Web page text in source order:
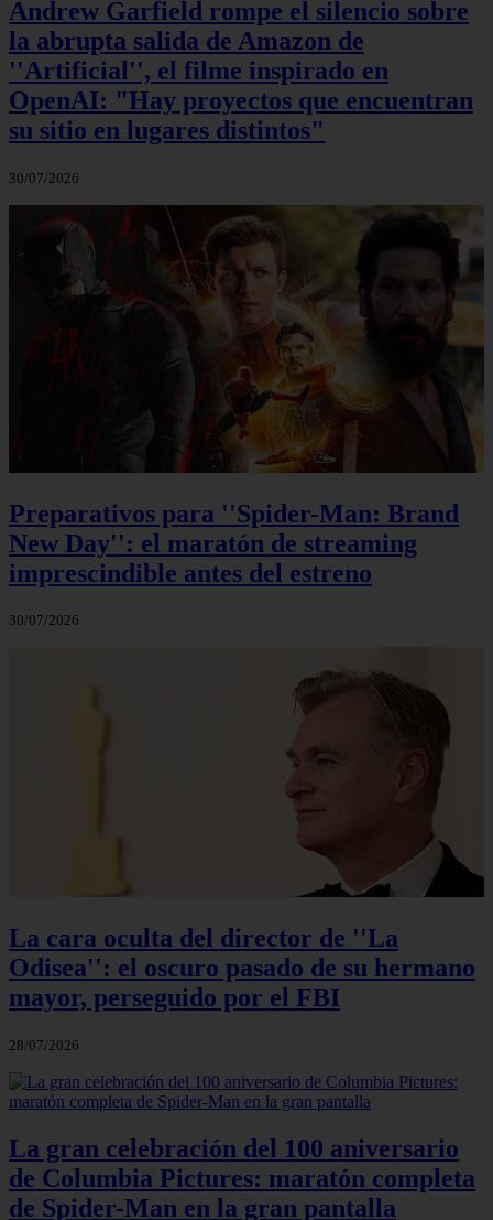
Andrew Garfield rompe el silencio sobre
la abrupta salida de Amazon de
''Artificial'', el filme inspirado en
OpenAI: "Hay proyectos que encuentran
su sitio en lugares distintos"
30/07/2026
Preparativos para ''Spider-Man: Brand
New Day'': el maratón de streaming
imprescindible antes del estreno
30/07/2026
La cara oculta del director de ''La
Odisea'': el oscuro pasado de su hermano
mayor, perseguido por el FBI
28/07/2026
La gran celebración del 100 aniversario
de Columbia Pictures: maratón completa
de Spider-Man en la gran pantalla